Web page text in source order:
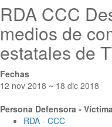
RDA CCC
medios de
estatales de
Fechas
12 nov 2018 ~ 18 dic 2018
Persona Defensora - Víctima
RDA - CCC